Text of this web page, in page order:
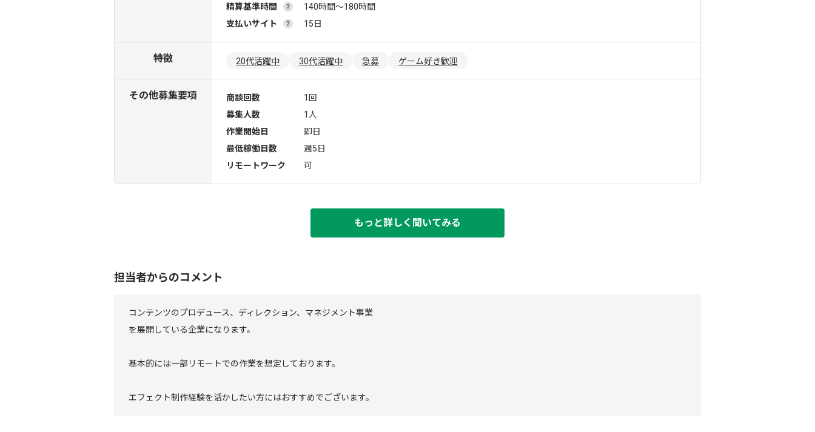
精算基準時間
140時間〜180時間
支払いサイト
15日
特徴 20代活躍中 30代活躍中 急募 ゲーム好き歓迎
その他募集要項 商談回数
1回
募集人数
1人
作業開始日
即日
最低稼働日数
週5日
リモートワーク
可
もっと詳しく聞いてみる
担当者からのコメント
コンテンツのプロデュース、ディレクション、マネジメント事業
を展開している企業になります。
基本的には一部リモートでの作業を想定しております。
エフェクト制作経験を活かしたい方にはおすすめでございます。